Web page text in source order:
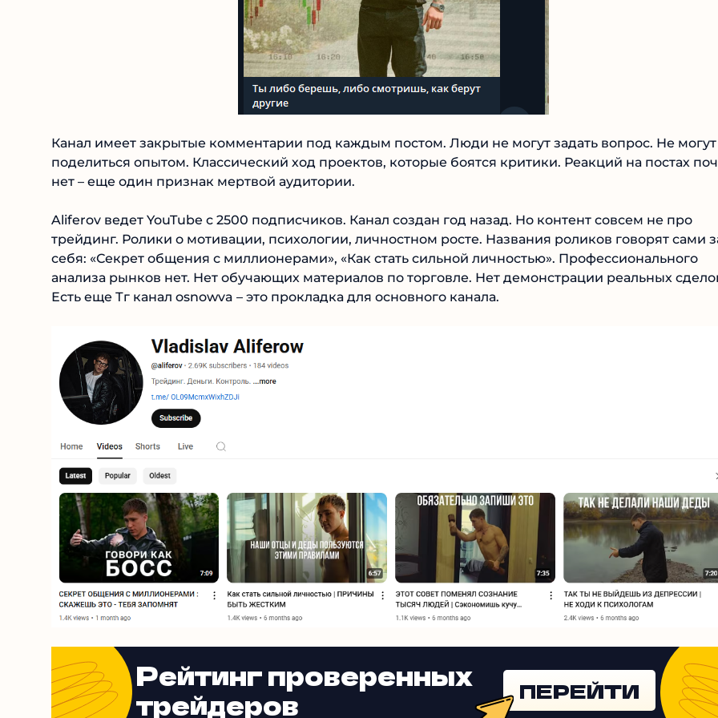
Канал имеет закрытые комментарии под каждым постом. Люди не могут задать вопрос. Не могут
поделиться опытом. Классический ход проектов, которые боятся критики. Реакций на постах
почти нет – еще один признак мертвой аудитории.
Aliferov ведет YouTube с 2500 подписчиков. Канал создан год назад. Но контент совсем не про
трейдинг. Ролики о мотивации, психологии, личностном росте. Названия роликов говорят сами
себя: «Секрет общения с миллионерами», «Как стать сильной личностью». Профессионального
анализа рынков нет. Нет обучающих материалов по торговле. Нет демонстрации реальных
Есть еще Тг канал osnowva – это прокладка для основного канала.
Рейтинг проверенных
трейдеров
ПЕРЕЙТИ